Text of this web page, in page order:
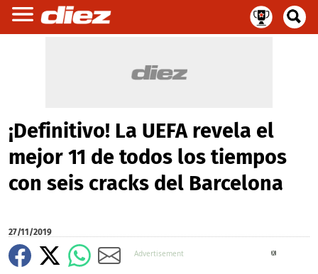
¡Definitivo! La UEFA revela el
mejor 11 de todos los tiempos
con seis cracks del Barcelona
27/11/2019
X